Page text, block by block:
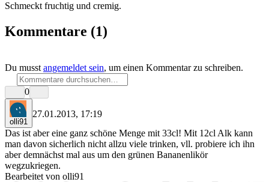
Schmeckt fruchtig und cremig.
Kommentare (1)
Du musst angemeldet sein, um einen Kommentar zu schreiben.
0
olli91
27.01.2013, 17:19
Das ist aber eine ganz schöne Menge mit 33cl! Mit 12cl Alk kann
man davon sicherlich nicht allzu viele trinken, vll. probiere ich ihn
aber demnächst mal aus um den grünen Bananenlikör
wegzukriegen.
Bearbeitet von olli91